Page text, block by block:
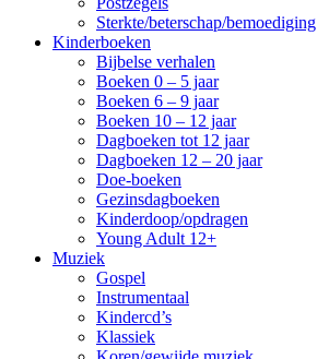
Sterkte/beterschap/bemoediging
Kinderboeken
Bijbelse verhalen
Boeken 0 – 5 jaar
Boeken 6 – 9 jaar
Boeken 10 – 12 jaar
Dagboeken tot 12 jaar
Dagboeken 12 – 20 jaar
Doe-boeken
Gezinsdagboeken
Kinderdoop/opdragen
Young Adult 12+
Muziek
Gospel
Instrumentaal
Kindercd’s
Klassiek